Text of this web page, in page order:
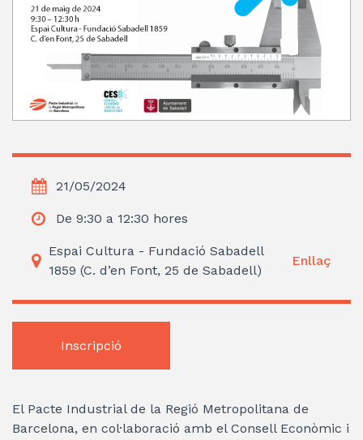
21/05/2024
De 9:30 a 12:30 hores
Espai Cultura - Fundació Sabadell
1859 (C. d’en Font, 25 de Sabadell)
Enllaç
Inscripció
El Pacte Industrial de la Regió Metropolitana de
Barcelona, en col·laboració amb el Consell Econòmic i